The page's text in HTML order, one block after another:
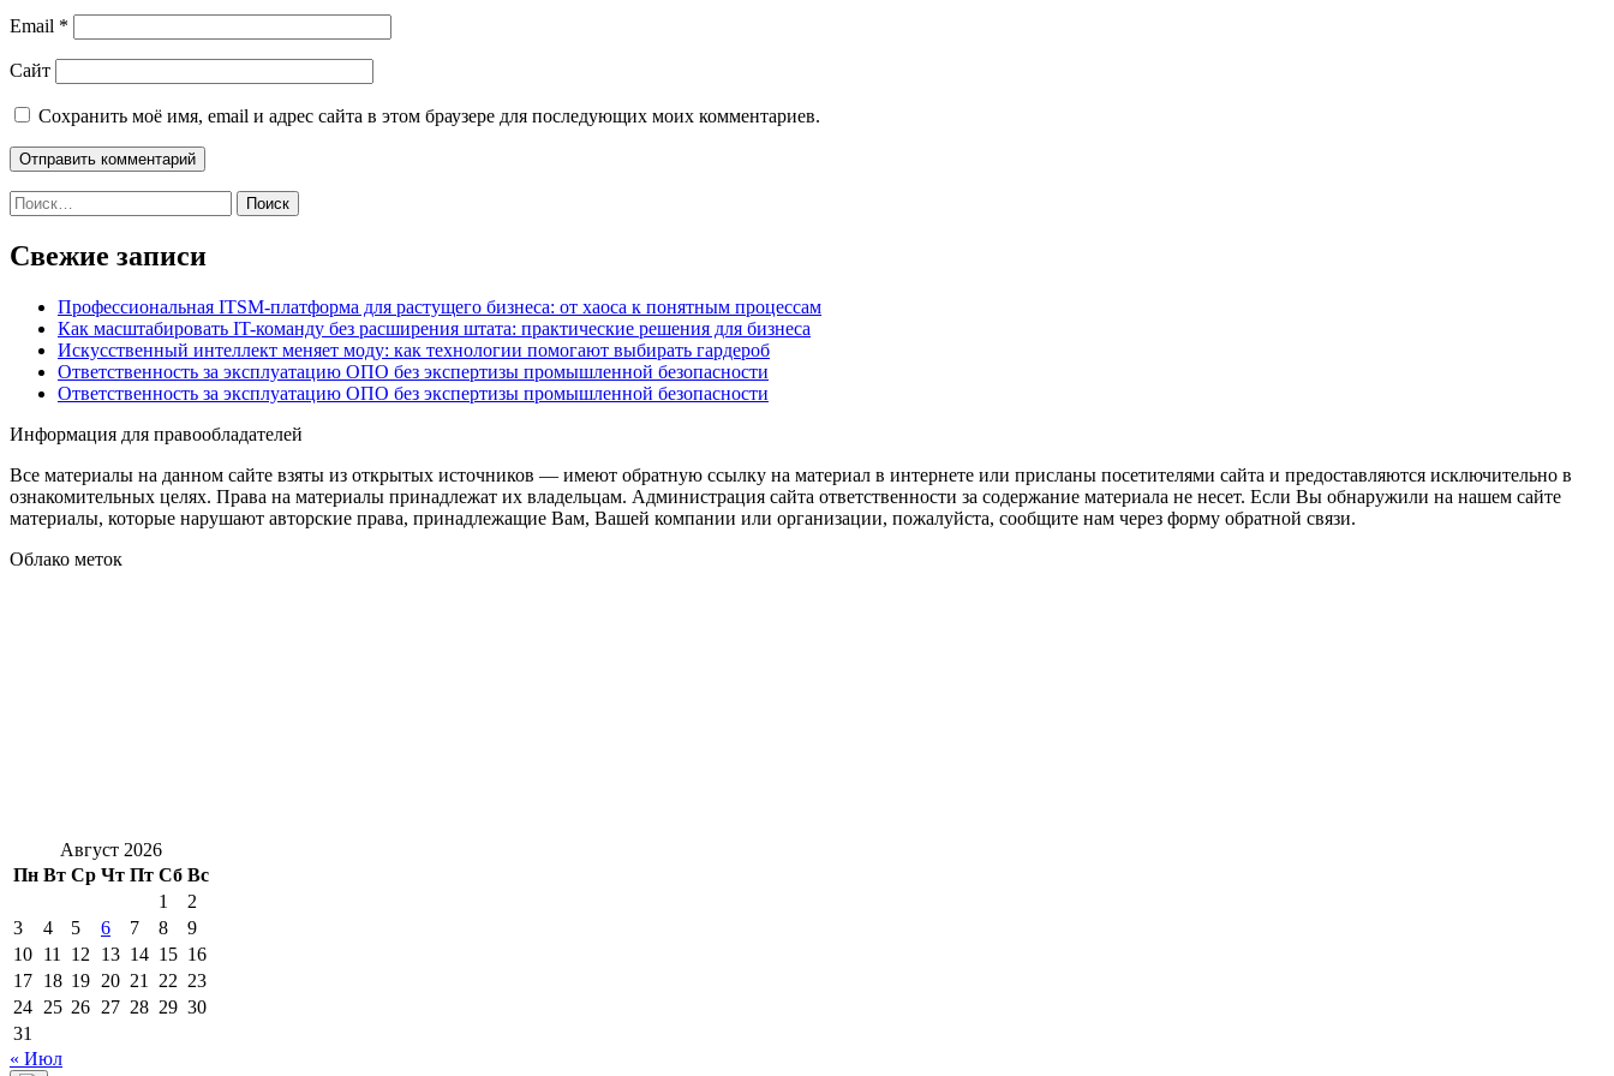
Email *
Сайт
Сохранить моё имя, email и адрес сайта в этом браузере для последующих моих комментариев.
Найти:
Свежие записи
Профессиональная ITSM-платформа для растущего бизнеса: от хаоса к понятным процессам
Как масштабировать IT-команду без расширения штата: практические решения для бизнеса
Искусственный интеллект меняет моду: как технологии помогают выбирать гардероб
Ответственность за эксплуатацию ОПО без экспертизы промышленной безопасности
Ответственность за эксплуатацию ОПО без экспертизы промышленной безопасности
Информация для правообладателей
Все материалы на данном сайте взяты из открытых источников — имеют обратную ссылку на материал в интернете или присланы посетителями сайта и предоставляются исключительно в
ознакомительных целях. Права на материалы принадлежат их владельцам. Администрация сайта ответственности за содержание материала не несет. Если Вы обнаружили на нашем сайте
материалы, которые нарушают авторские права, принадлежащие Вам, Вашей компании или организации, пожалуйста, сообщите нам через форму обратной связи.
Облако меток
Август 2026
Пн Вт Ср Чт Пт Сб Вс
1
2
3
4 5 6 7 8
9
10 11 12 13 14 15 16
17 18 19 20 21 22 23
24 25 26 27 28 29 30
31
« Июл